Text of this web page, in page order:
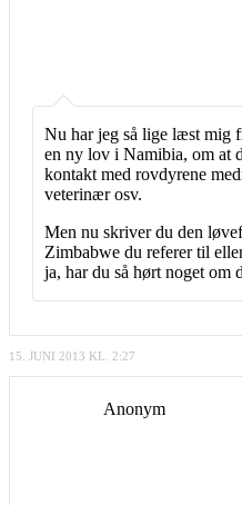
Nu har jeg så lige læst mig
en ny lov i Namibia, om at
kontakt med rovdyrene
veterinær osv.
Men nu skriver du den
Zimbabwe du referer til
ja, har du så hørt noget om
15. JUNI 2013 KL. 2:27
Anonym